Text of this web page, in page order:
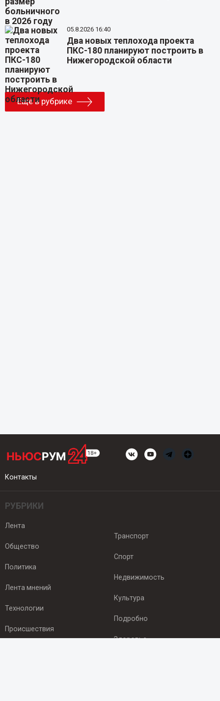
05.8.2026 16:40
Два новых теплохода проекта
ПКС-180 планируют построить в
Нижегородской области
Еще в рубрике
Контакты
РУБРИКИ
Лента
Общество
Политика
Лента мнений
Технологии
Происшествия
Транспорт
Спорт
Недвижимость
Культура
Подробно
Здоровье